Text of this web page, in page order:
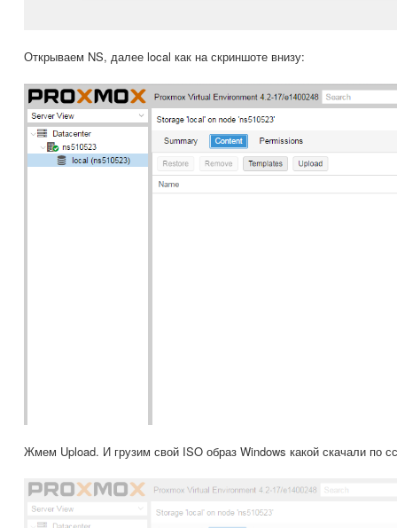
Открываем NS, далее local как на скриншоте внизу:
Жмем Upload. И грузим свой ISO образ Windows какой скачали по